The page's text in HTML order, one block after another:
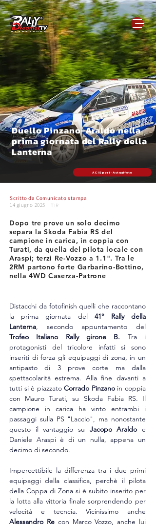
Duello Pinzano-Araldo nella
prima giornata del Rally della
Lanterna
ACI Sport - Actualfoto
Scritto daComunicato stampa
14 giugno 2025
TIR
Dopo tre prove un solo decimo
separa la Skoda Fabia RS del
campione in carica, in coppia con
Turati, da quella del pilota locale con
Araspi; terzi Re-Vozzo a 1.1". Tra le
2RM partono forte Garbarino-Bottino,
nella 4WD Caserza-Patrone
Distacchi da fotofinish quelli che raccontano
la prima giornata del 41° Rally della
Lanterna
Trofeo Italiano Rally girone B. Tra i
protagonisti del tricolore infatti si sono
inseriti di forza gli equipaggi di zona, in un
antipasto di 3 prove corte ma dalla
spettacolarità estrema. Alla fine davanti a
tutti si è piazzato Corrado Pinzano in coppia
con Mauro Turati, su Skoda Fabia RS. Il
campione in carica ha vinto entrambi i
passaggi sulla PS "Laccio", ma nonostante
questo il vantaggio su Jacopo Araldo e
Daniele Araspi è di un nulla, appena un
decimo di secondo.
Impercettibile la differenza tra i due primi
equipaggi della classifica, perchè il pilota
della Coppa di Zona si è subito inserito per
la lotta alla vittoria finale sorprendendo per
Alessandro Re con Marco Vozzo, anche lui